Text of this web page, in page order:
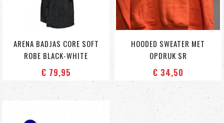
ARENA BADJAS CORE SOFT
ROBE BLACK-WHITE
€ 79,95
HOODED SWEATER MET
OPDRUK SR
€ 34,50